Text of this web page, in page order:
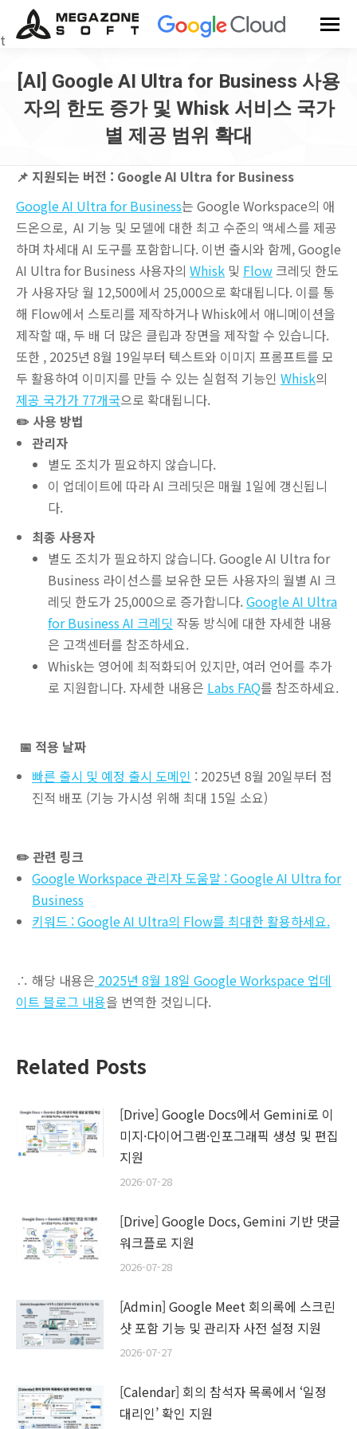
[AI] Google AI Ultra for Business 사용
자의 한도 증가 및 Whisk 서비스 국가
별 제공 범위 확대
📌 지원되는 버전 : Google AI Ultra for Business
Google AI Ultra for Business는 Google Workspace의 애
드온으로, AI 기능 및 모델에 대한 최고 수준의 액세스를 제공
하며 차세대 AI 도구를 포함합니다. 이번 출시와 함께, Google
AI Ultra for Business 사용자의 Whisk 및 Flow 크레딧 한도
가 사용자당 월 12,500에서 25,000으로 확대됩니다. 이를 통
해 Flow에서 스토리를 제작하거나 Whisk에서 애니메이션을
제작할 때, 두 배 더 많은 클립과 장면을 제작할 수 있습니다.
또한 , 2025년 8월 19일부터 텍스트와 이미지 프롬프트를 모
두 활용하여 이미지를 만들 수 있는 실험적 기능인 Whisk의
제공 국가가 77개국으로 확대됩니다.
✏️ 사용 방법
관리자
별도 조치가 필요하지 않습니다.
이 업데이트에 따라 AI 크레딧은 매월 1일에 갱신됩니
다.
최종 사용자
별도 조치가 필요하지 않습니다. Google AI Ultra for
Business 라이선스를 보유한 모든 사용자의 월별 AI 크
레딧 한도가 25,000으로 증가합니다.Google AI Ultra
for Business AI 크레딧 작동 방식에 대한 자세한 내용
은 고객센터를 참조하세요.
Whisk는 영어에 최적화되어 있지만, 여러 언어를 추가
로 지원합니다. 자세한 내용은 Labs FAQ를 참조하세요.
📅 적용 날짜
빠른 출시 및 예정 출시 도메인 : 2025년 8월 20일부터 점
진적 배포 (기능 가시성 위해 최대 15일 소요)
✏️ 관련 링크
Google Workspace 관리자 도움말 : Google AI Ultra for
Business
키워드 : Google AI Ultra의 Flow를 최대한 활용하세요.
∴ 해당 내용은 2025년 8월 18일 Google Workspace 업데
이트 블로그 내용을 번역한 것입니다.
t
Related Posts
[Drive] Google Docs에서 Gemini로 이
미지·다이어그램·인포그래픽 생성 및 편집
지원
2026-07-28
[Drive] Google Docs, Gemini 기반 댓글
워크플로 지원
2026-07-28
[Admin] Google Meet 회의록에 스크린
샷 포함 기능 및 관리자 사전 설정 지원
2026-07-27
[Calendar] 회의 참석자 목록에서 ‘일정
대리인’ 확인 지원